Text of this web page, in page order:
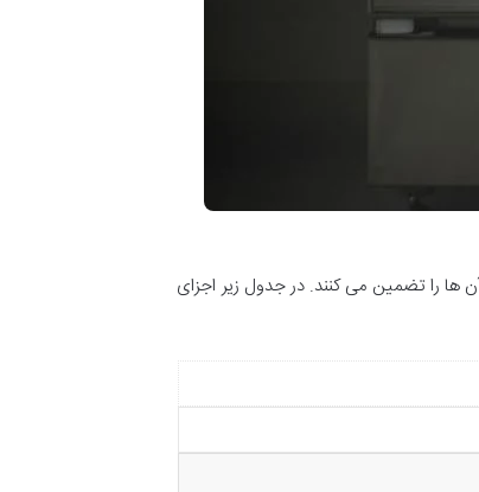
ها را تضمین می کنند. در جدول زیر اجزای